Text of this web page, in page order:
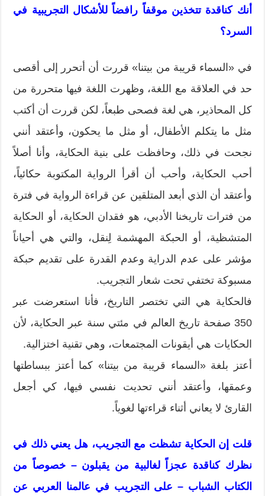
أنك كناقدة تتخذين موقفاً رافضاً للأشكال التجريبية في
السرد؟
في «السماء قريبة من بيتنا» قررت أن أتحرر إلى أقصى
حد في العلاقة مع اللغة، وظهرت اللغة فيها متحررة من
كل المحاذير، هي لغة فصحى طبعاً، لكن قررت أن أكتب
مثل ما يتكلم الأطفال، أو مثل ما يحكون، وأعتقد أنني
نجحت في ذلك، وحافظت على بنية الحكاية، وأنا أصلاً
أحب الحكاية، وأحب أن أقرأ الرواية المكتوبة حكائياً،
وأعتقد أن الذي أبعد المتلقين عن قراءة الرواية في فترة
من فترات تاريخنا الأدبي، هو فقدان الحكاية، أو الحكاية
المتشظية، أو الحبكة المهشمة لِنقل، والتي هي أحياناً
مؤشر على عدم الدراية وعدم القدرة على تقديم حبكة
مسبوكة تختفي تحت شعار التجريب.
فالحكاية هي التي تختصر التاريخ، فأنا استعرضت عبر
350 صفحة تاريخ العالم في مئتي سنة عبر الحكاية، لأن
الحكايات هي أيقونات المجتمعات، وهي تقنية اختزالية.
أعتز بلغة «السماء قريبة من بيتنا» كما أعتز ببساطتها
وعمقها، وأعتقد أنني تحديت نفسي فيها، كي أجعل
القارئ لا يعاني أثناء قراءتها لغوياً.
قلت إن الحكاية تشظت مع التجريب، هل يعني ذلك في
نظرك كناقدة عجزاً لغالبية من يقبلون – خصوصاً من
الكتاب الشباب – على التجريب في عالمنا العربي عن